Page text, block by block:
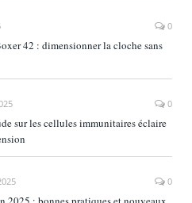
0
42 : dimensionner la cloche sans
0
sur les cellules immunitaires éclaire
0